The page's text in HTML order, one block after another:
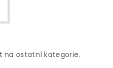
na ostatní kategorie.